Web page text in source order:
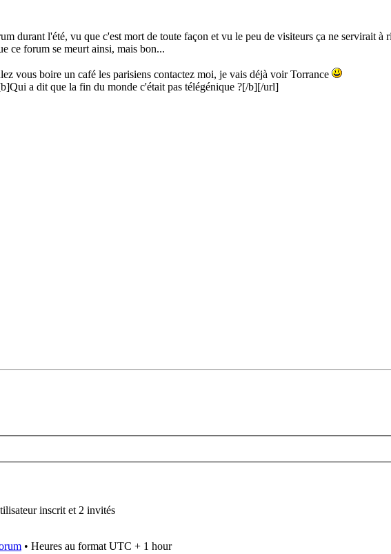
durant l'été, vu que c'est mort de toute façon et vu le peu de visiteurs ça ne servirait à
ce forum se meurt ainsi, mais bon...
vous boire un café les parisiens contactez moi, je vais déjà voir Torrance
a dit que la fin du monde c'était pas télégénique ?[/b][/url]
inscrit et 2 invités
• Heures au format UTC + 1 hour